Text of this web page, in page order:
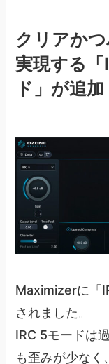
クリアか
実現する
ド」が追加
Maximizerに「
されました。
IRC 5モードは
も歪みが少な